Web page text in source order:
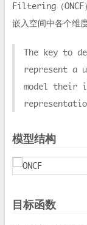
Filtering（ONCF
嵌入空间中各个维
The key to
represent a
model their
模型结构
目标函数